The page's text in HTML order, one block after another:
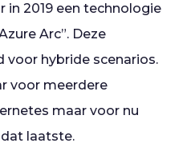
2019 een technologie
Arc”. Deze
hybride scenarios.
voor meerdere
maar voor nu
laatste.